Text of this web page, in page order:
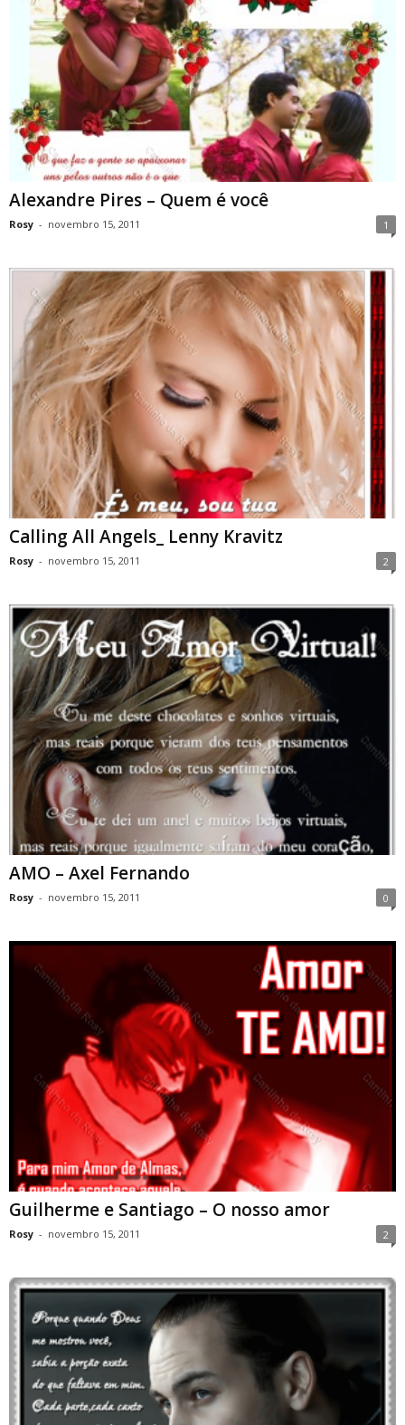
Alexandre Pires – Quem é você
Rosy - novembro 15, 2011 1
Calling All Angels_ Lenny Kravitz
Rosy - novembro 15, 2011 2
AMO – Axel Fernando
Rosy - novembro 15, 2011 0
Guilherme e Santiago – O nosso amor
Rosy - novembro 15, 2011 2